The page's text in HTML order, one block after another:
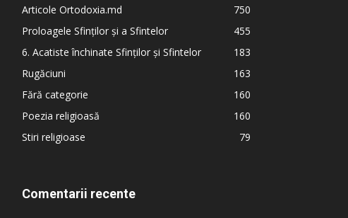
Articole Ortodoxia.md
750
Proloagele Sfinților și a Sfintelor
455
6. Acatiste închinate Sfinților și Sfintelor
183
Rugăciuni
163
Fără categorie
160
Poezia religioasă
160
Stiri religioase
79
Comentarii recente